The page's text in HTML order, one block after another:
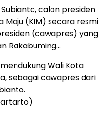
Subianto, calon presiden
Maju (KIM) secara resmi
(cawapres) yang
Rakabuming…